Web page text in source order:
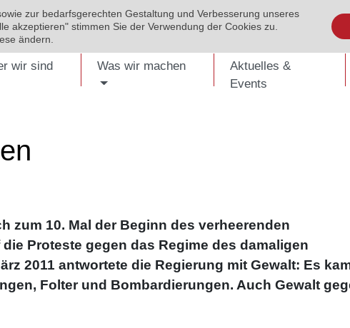
EVENTS PUBLIKATIONEN KONTAKT SHOP
wir sind Was wir machen
Aktuelles &
Events
zum 10. Mal der Beginn des verheerenden
Proteste gegen das Regime des damaligen
2011 antwortete die Regierung mit Gewalt: Es
Folter und Bombardierungen. Auch Gewalt
zur bedarfsgerechten Gestaltung und Verbesserung unseres
akzeptieren" stimmen Sie der Verwendung der Cookies zu.
ändern.